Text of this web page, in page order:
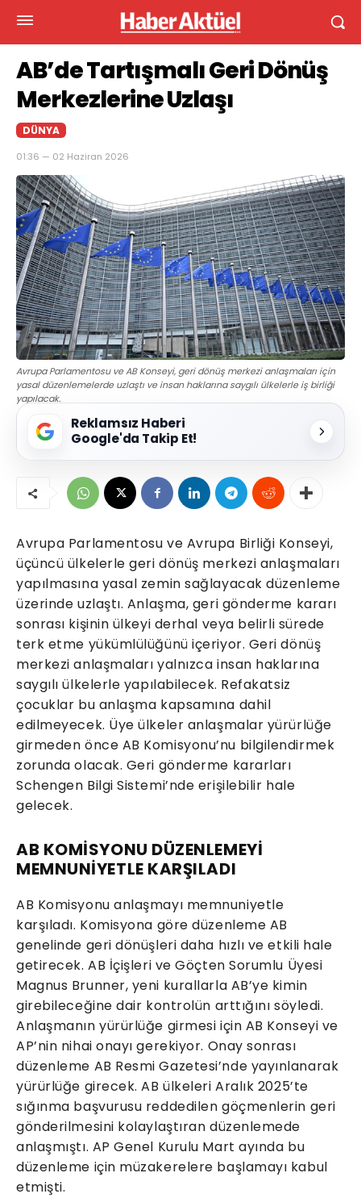
AB’de Tartışmalı Geri Dönüş
Merkezlerine Uzlaşı
DÜNYA
01:36 — 02 Haziran 2026
Avrupa Parlamentosu ve AB Konseyi, geri dönüş merkezi anlaşmaları için
yasal düzenlemelerde uzlaştı ve insan haklarına saygılı ülkelerle iş birliği
yapılacak.
Reklamsız Haberi
Google'da Takip Et!
Avrupa Parlamentosu ve Avrupa Birliği Konseyi,
üçüncü ülkelerle geri dönüş merkezi anlaşmaları
yapılmasına yasal zemin sağlayacak düzenleme
üzerinde uzlaştı. Anlaşma, geri gönderme kararı
sonrası kişinin ülkeyi derhal veya belirli sürede
terk etme yükümlülüğünü içeriyor. Geri dönüş
merkezi anlaşmaları yalnızca insan haklarına
saygılı ülkelerle yapılabilecek. Refakatsiz
çocuklar bu anlaşma kapsamına dahil
edilmeyecek. Üye ülkeler anlaşmalar yürürlüğe
girmeden önce AB Komisyonu’nu bilgilendirmek
zorunda olacak. Geri gönderme kararları
Schengen Bilgi Sistemi’nde erişilebilir hale
gelecek.
AB KOMİSYONU DÜZENLEMEYİ
MEMNUNİYETLE KARŞILADI
AB Komisyonu anlaşmayı memnuniyetle
karşıladı. Komisyona göre düzenleme AB
genelinde geri dönüşleri daha hızlı ve etkili hale
getirecek. AB İçişleri ve Göçten Sorumlu Üyesi
Magnus Brunner, yeni kurallarla AB’ye kimin
girebileceğine dair kontrolün arttığını söyledi.
Anlaşmanın yürürlüğe girmesi için AB Konseyi ve
AP’nin nihai onayı gerekiyor. Onay sonrası
düzenleme AB Resmi Gazetesi’nde yayınlanarak
yürürlüğe girecek. AB ülkeleri Aralık 2025’te
sığınma başvurusu reddedilen göçmenlerin geri
gönderilmesini kolaylaştıran düzenlemede
anlaşmıştı. AP Genel Kurulu Mart ayında bu
düzenleme için müzakerelere başlamayı kabul
etmişti.